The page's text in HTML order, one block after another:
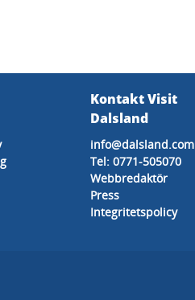
Kontakt Visit
Dalsland
info@dalsland.com
Tel: 0771-505070
Webbredaktör
Press
Integritetspolicy